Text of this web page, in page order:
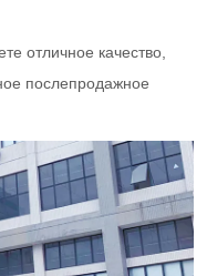
отличное качество,
послепродажное